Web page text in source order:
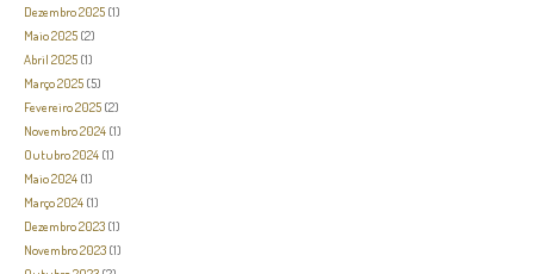
Dezembro 2025 (1)
Maio 2025 (2)
Abril 2025 (1)
Março 2025 (5)
Fevereiro 2025 (2)
Novembro 2024 (1)
Outubro 2024 (1)
Maio 2024 (1)
Março 2024 (1)
Dezembro 2023 (1)
Novembro 2023 (1)